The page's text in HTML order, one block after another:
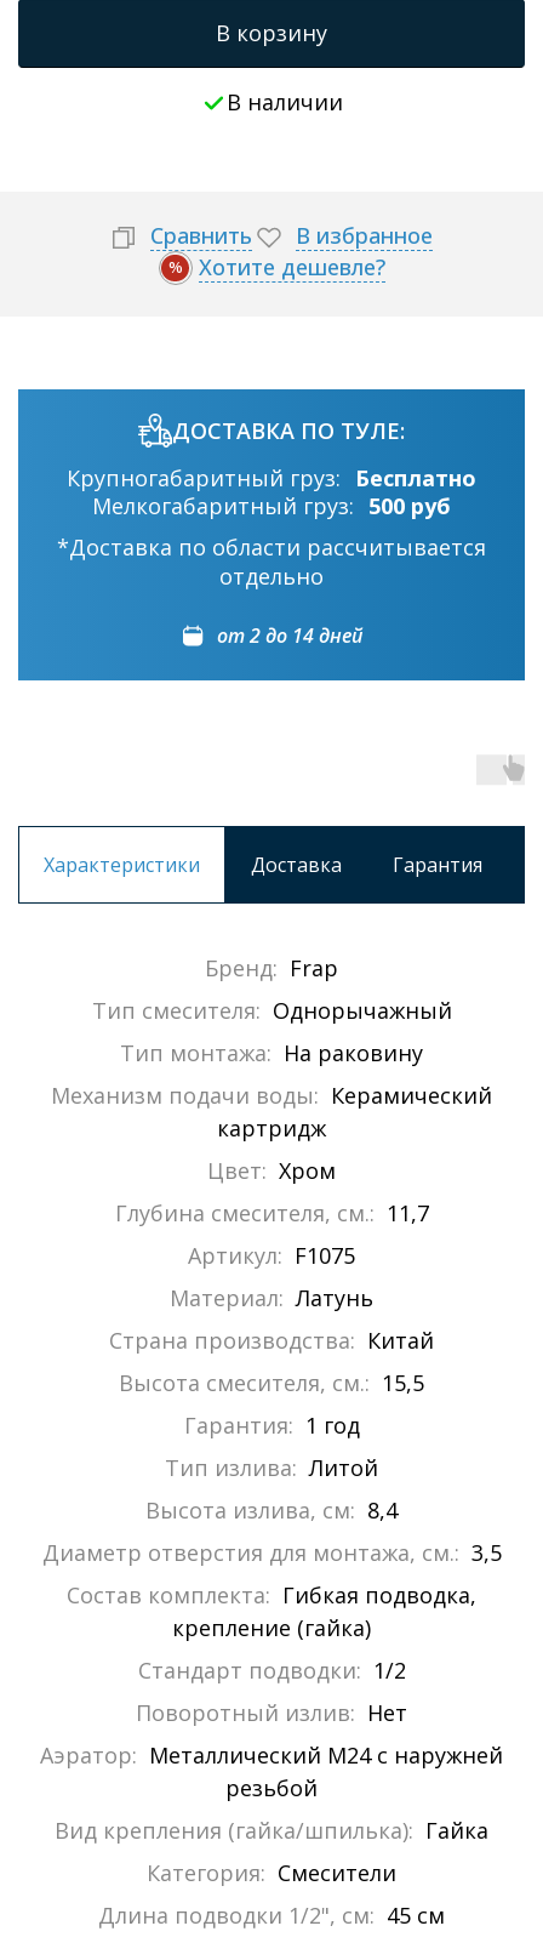
В корзину
В наличии
Сравнить В избранное
% Хотите дешевле?
ДОСТАВКА ПО ТУЛЕ:
Крупногабаритный груз:
Бесплатно
Мелкогабаритный груз: 500 руб
*Доставка по области рассчитывается
отдельно
от 2 до 14 дней
Характеристики Доставка Гарантия
Бренд: Frap
Тип смесителя: Однорычажный
Тип монтажа: На раковину
Механизм подачи воды: Керамический
картридж
Цвет: Хром
Глубина смесителя, см.: 11,7
Артикул: F1075
Материал: Латунь
Страна производства: Китай
Высота смесителя, см.: 15,5
Гарантия: 1 год
Тип излива: Литой
Высота излива, см: 8,4
Диаметр отверстия для монтажа, см.: 3,5
Состав комплекта: Гибкая подводка,
крепление (гайка)
Стандарт подводки: 1/2
Поворотный излив: Нет
Аэратор: Металлический М24 с наружней
резьбой
Вид крепления (гайка/шпилька): Гайка
Категория: Смесители
Длина подводки 1/2", см: 45 см